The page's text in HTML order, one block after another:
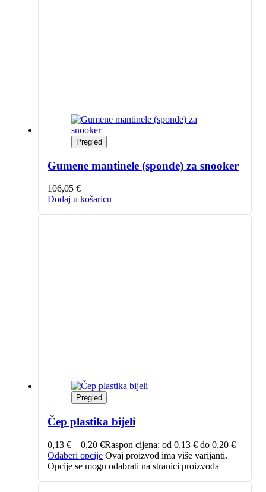
Pregled
Gumene mantinele (sponde) za snooker
106,05 €
Dodaj u košaricu
Pregled
Čep plastika bijeli
0,13 € – 0,20 €Raspon cijena: od 0,13 € do 0,20 €
Odaberi opcije Ovaj proizvod ima više varijanti.
Opcije se mogu odabrati na stranici proizvoda